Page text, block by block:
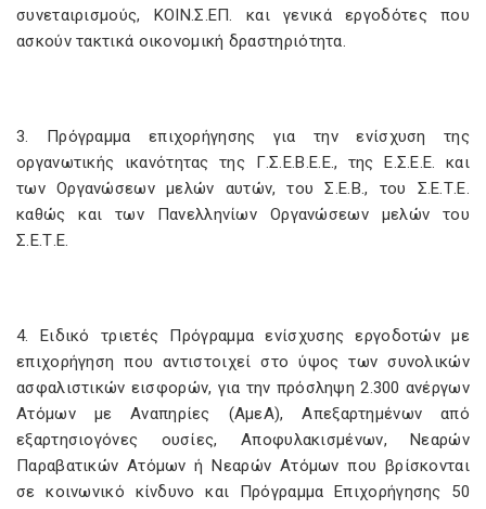
συνεταιρισμούς, ΚΟΙΝ.Σ.ΕΠ. και γενικά εργοδότες που
ασκούν τακτικά οικονομική δραστηριότητα.
3. Πρόγραμμα επιχορήγησης για την ενίσχυση της
οργανωτικής ικανότητας της Γ.Σ.Ε.Β.Ε.Ε., της Ε.Σ.Ε.Ε. και
των Οργανώσεων μελών αυτών, του Σ.Ε.Β., του Σ.Ε.Τ.Ε.
καθώς και των Πανελληνίων Οργανώσεων μελών του
Σ.Ε.Τ.Ε.
4. Ειδικό τριετές Πρόγραμμα ενίσχυσης εργοδοτών με
επιχορήγηση που αντιστοιχεί στο ύψος των συνολικών
ασφαλιστικών εισφορών, για την πρόσληψη 2.300 ανέργων
Ατόμων με Αναπηρίες (ΑμεΑ), Απεξαρτημένων από
εξαρτησιογόνες ουσίες, Αποφυλακισμένων, Νεαρών
Παραβατικών Ατόμων ή Νεαρών Ατόμων που βρίσκονται
σε κοινωνικό κίνδυνο και Πρόγραμμα Επιχορήγησης 50